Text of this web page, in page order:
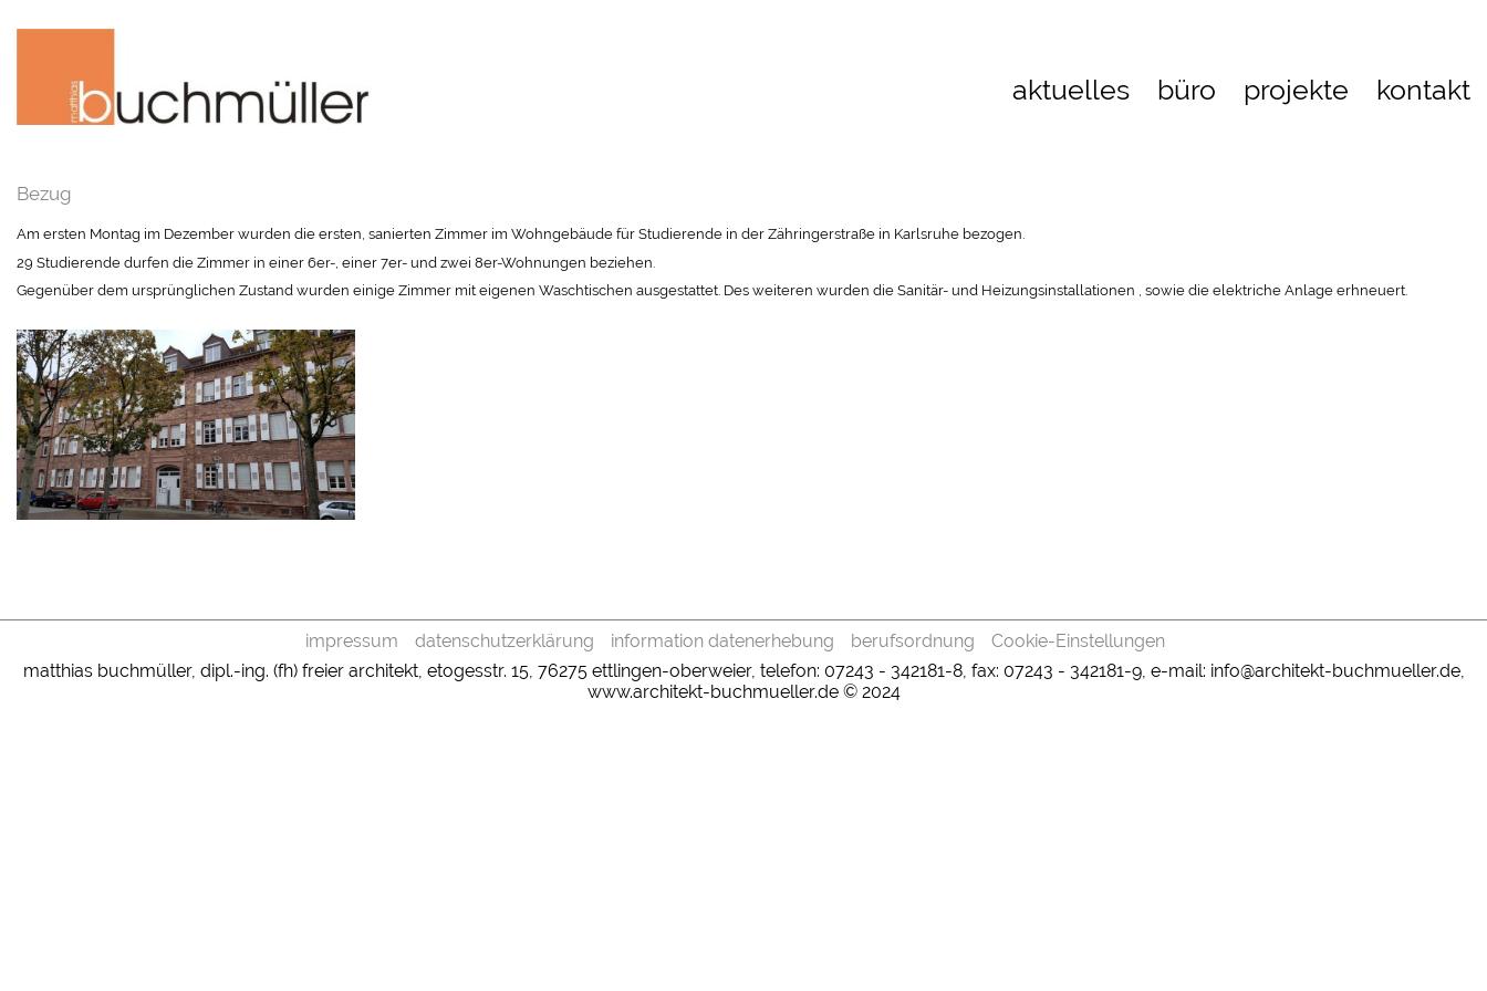
aktuelles büro projekte kontakt
Bezug
Am ersten Montag im Dezember wurden die ersten, sanierten Zimmer im Wohngebäude für Studierende in der Zähringerstraße in Karlsruhe bezogen.
29 Studierende durfen die Zimmer in einer 6er-, einer 7er- und zwei 8er-Wohnungen beziehen.
Gegenüber dem ursprünglichen Zustand wurden einige Zimmer mit eigenen Waschtischen ausgestattet. Des weiteren wurden die Sanitär- und Heizungsinstallationen , sowie die elektriche Anlage erhneuert.
impressum datenschutzerklärung information datenerhebung berufsordnung
Cookie-Einstellungen
matthias buchmüller, dipl.-ing. (fh) freier architekt, etogesstr. 15, 76275 ettlingen-oberweier, telefon: 07243 - 342181-8, fax: 07243 - 342181-9, e-mail: info@architekt-buchmueller.de,
www.architekt-buchmueller.de © 2024